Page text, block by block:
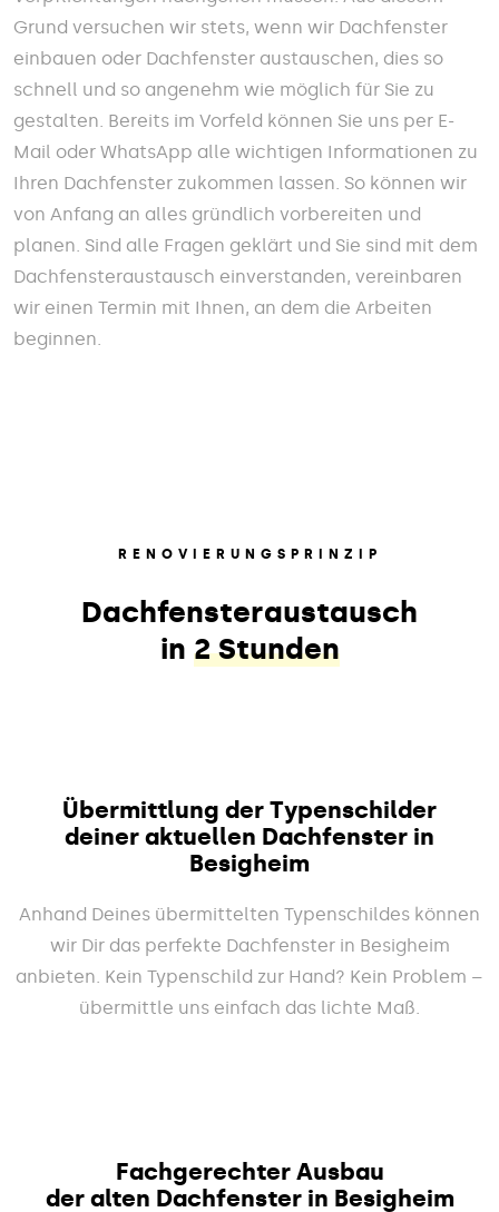
Grund versuchen wir stets, wenn wir Dachfenster
einbauen oder Dachfenster austauschen, dies so
schnell und so angenehm wie möglich für Sie zu
gestalten. Bereits im Vorfeld können Sie uns per E-
Mail oder WhatsApp alle wichtigen Informationen zu
Ihren Dachfenster zukommen lassen. So können wir
von Anfang an alles gründlich vorbereiten und
planen. Sind alle Fragen geklärt und Sie sind mit dem
Dachfensteraustausch einverstanden, vereinbaren
wir einen Termin mit Ihnen, an dem die Arbeiten
beginnen.
RENOVIERUNGSPRINZIP
Dachfensteraustausch
in 2 Stunden
Übermittlung der Typenschilder
deiner aktuellen Dachfenster in
Besigheim
Anhand Deines übermittelten Typenschildes können
wir Dir das perfekte Dachfenster in Besigheim
anbieten. Kein Typenschild zur Hand? Kein Problem –
übermittle uns einfach das lichte Maß.
Fachgerechter Ausbau
der alten Dachfenster in Besigheim